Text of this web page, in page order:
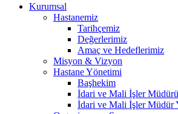
Kurumsal
Hastanemiz
Tarihçemiz
Değerlerimiz
Amaç ve Hedeflerimiz
Misyon & Vizyon
Hastane Yönetimi
Başhekim
İdari ve Mali İşler Müdürü
İdari ve Mali İşler Müdür